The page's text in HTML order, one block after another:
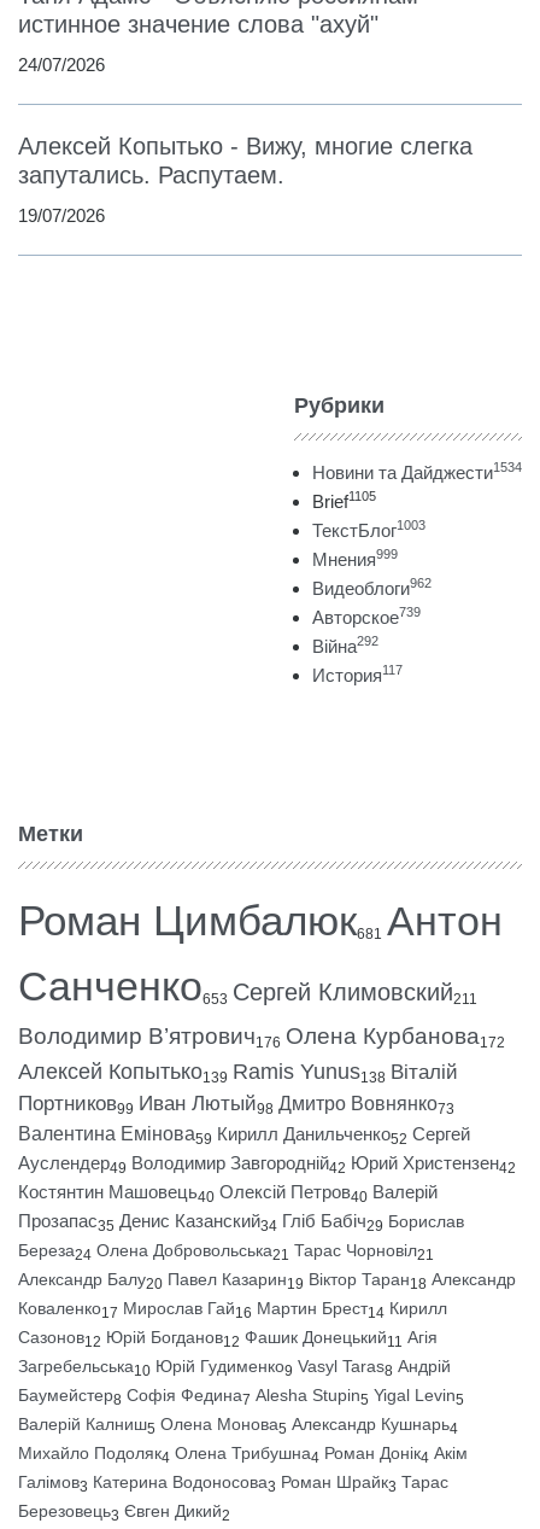
истинное значение слова "ахуй"
24/07/2026
Алексей Копытько - Вижу, многие слегка
запутались. Распутаем.
19/07/2026
Рубрики
Новини та Дайджести1534
Brief1105
ТекстБлог1003
Мнения999
Видеоблоги962
Авторское739
Війна292
История117
Метки
Роман Цимбалюк681 Антон
Санченко653 Сергей Климовский211
Володимир В’ятрович176 Олена Курбанова172
Алексей Копытько139 Ramis Yunus138 Віталій
Портников99 Иван Лютый98 Дмитро Вовнянко73
Валентина Емінова59 Кирилл Данильченко52 Сергей
Ауслендер49 Володимир Завгородній42 Юрий Христензен42
Костянтин Машовець40 Олексій Петров40 Валерій
Прозапас35 Денис Казанский34 Гліб Бабіч29 Борислав
Береза24 Олена Добровольська21 Тарас Чорновіл21
Александр Балу20 Павел Казарин19 Віктор Таран18 Александр
Коваленко17 Мирослав Гай16 Мартин Брест14 Кирилл
Сазонов12 Юрій Богданов12 Фашик Донецький11 Агія
Загребельська10 Юрій Гудименко9 Vasyl Taras8 Андрій
Баумейстер8 Софія Федина7 Alesha Stupin5 Yigal Levin5
Валерій Калниш5 Олена Монова5 Александр Кушнарь4
Михайло Подоляк4 Олена Трибушна4 Роман Донік4 Акім
Галімов3 Катерина Водоносова3 Роман Шрайк3 Тарас
Березовець3 Євген Дикий2